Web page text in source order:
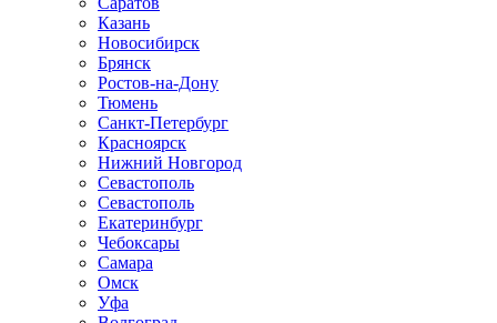
Казань
Новосибирск
Брянск
Ростов-на-Дону
Тюмень
Санкт-Петербург
Красноярск
Нижний Новгород
Севастополь
Севастополь
Екатеринбург
Чебоксары
Самара
Омск
Уфа